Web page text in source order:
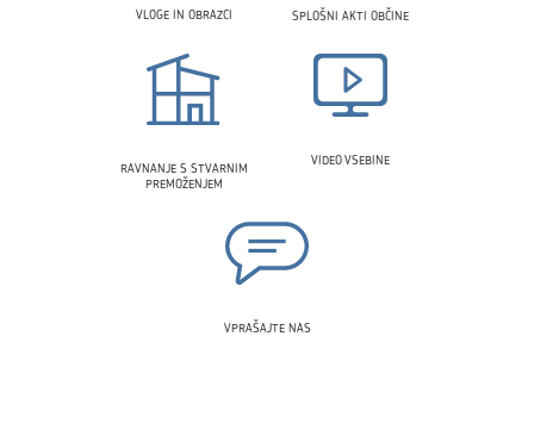
VLOGE IN OBRAZCI SPLOŠNI AKTI OBČINE
RAVNANJE S STVARNIM
PREMOŽENJEM
VIDEO VSEBINE
VPRAŠAJTE NAS